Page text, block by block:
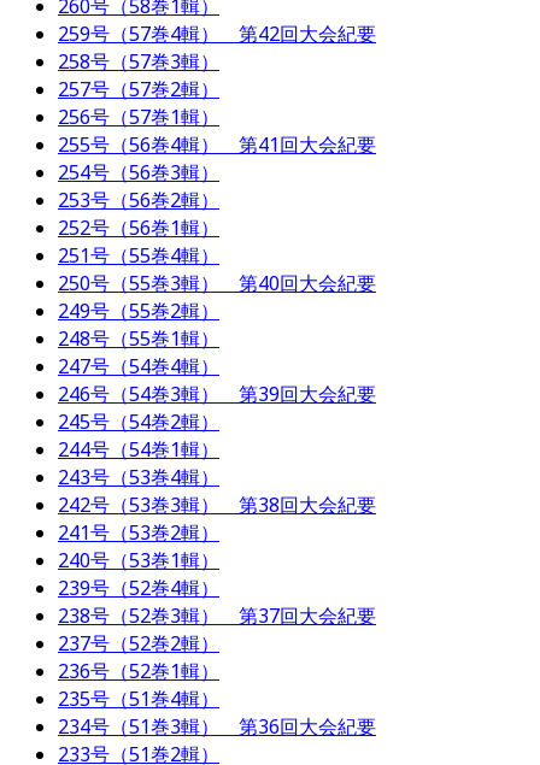
260号（58巻1輯）
259号（57巻4輯） 第42回大会紀要
258号（57巻3輯）
257号（57巻2輯）
256号（57巻1輯）
255号（56巻4輯） 第41回大会紀要
254号（56巻3輯）
253号（56巻2輯）
252号（56巻1輯）
251号（55巻4輯）
250号（55巻3輯） 第40回大会紀要
249号（55巻2輯）
248号（55巻1輯）
247号（54巻4輯）
246号（54巻3輯） 第39回大会紀要
245号（54巻2輯）
244号（54巻1輯）
243号（53巻4輯）
242号（53巻3輯） 第38回大会紀要
241号（53巻2輯）
240号（53巻1輯）
239号（52巻4輯）
238号（52巻3輯） 第37回大会紀要
237号（52巻2輯）
236号（52巻1輯）
235号（51巻4輯）
234号（51巻3輯） 第36回大会紀要
233号（51巻2輯）